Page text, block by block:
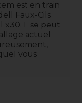
est en train
Faux-Cils
x30. Il se peut
actuel
vous